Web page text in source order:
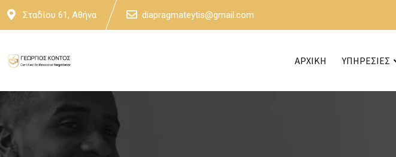
Skip
Σταδίου 61, Αθήνα diapragmateytis@gmail.com
ΑΡΧΙΚΗ ΥΠΗΡΕΣΙΕΣ